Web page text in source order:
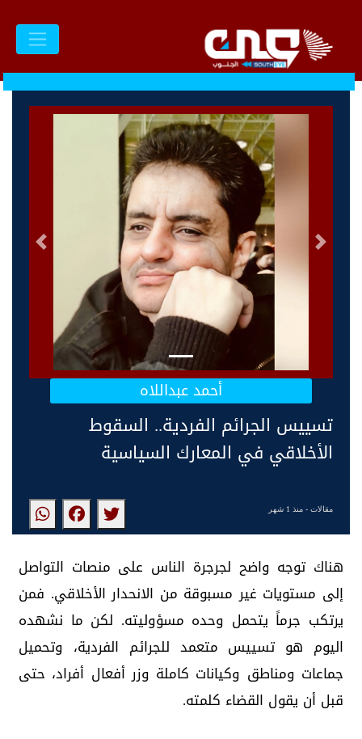
التالى السابق
أحمد عبداللاه
تسييس الجرائم الفردية.. السقوط
الأخلاقي في المعارك السياسية
مقالات- منذ 1 شهر
هناك توجه واضح لجرجرة الناس على منصات التواصل
إلى مستويات غير مسبوقة من الانحدار الأخلاقي. فمن
يرتكب جرماً يتحمل وحده مسؤوليته. لكن ما نشهده
اليوم هو تسييس متعمد للجرائم الفردية، وتحميل
جماعات ومناطق وكيانات كاملة وزر أفعال أفراد، حتى
قبل أن يقول القضاء كلمته.